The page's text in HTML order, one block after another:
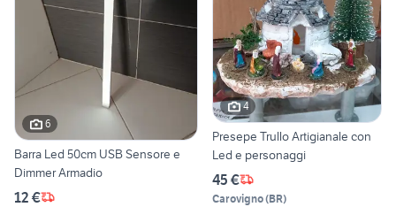
6
Barra Led 50cm USB Sensore e
Dimmer Armadio
12 €
4
Presepe Trullo Artigianale con
Led e personaggi
45 €
Carovigno(BR)